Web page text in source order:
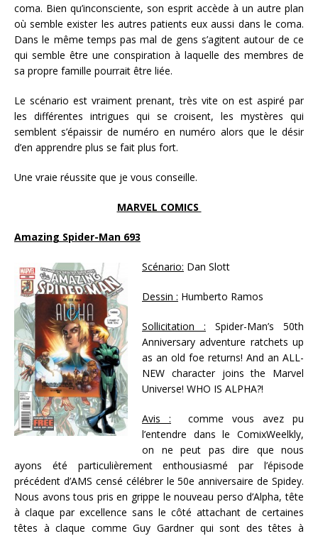
coma. Bien qu’inconsciente, son esprit accède à un autre plan
où semble exister les autres patients eux aussi dans le coma.
Dans le même temps pas mal de gens s’agitent autour de ce
qui semble être une conspiration à laquelle des membres de
sa propre famille pourrait être liée.
Le scénario est vraiment prenant, très vite on est aspiré par
les différentes intrigues qui se croisent, les mystères qui
semblent s’épaissir de numéro en numéro alors que le désir
d’en apprendre plus se fait plus fort.
Une vraie réussite que je vous conseille.
MARVEL COMICS
Amazing Spider-Man 693
Scénario: Dan Slott
Dessin : Humberto Ramos
Sollicitation : Spider-Man’s 50th
Anniversary adventure ratchets up
as an old foe returns! And an ALL-
NEW character joins the Marvel
Universe! WHO IS ALPHA?!
Avis : comme vous avez pu
l’entendre dans le ComixWeelkly,
on ne peut pas dire que nous
ayons été particulièrement enthousiasmé par l’épisode
précédent d’AMS censé célébrer le 50e anniversaire de Spidey.
Nous avons tous pris en grippe le nouveau perso d’Alpha, tête
à claque par excellence sans le côté attachant de certaines
têtes à claque comme Guy Gardner qui sont des têtes à